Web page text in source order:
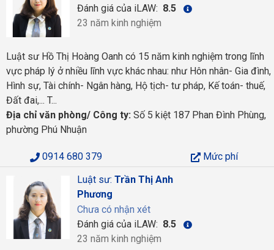
Đánh giá của iLAW: 8.5
23 năm kinh nghiệm
Luật sư Hồ Thị Hoàng Oanh có 15 năm kinh nghiệm trong lĩnh
vực pháp lý ở nhiều lĩnh vực khác nhau: như Hôn nhân- Gia đình,
Hình sự, Tài chính- Ngân hàng, Hộ tịch- tư pháp, Kế toán- thuế,
Đất đai,... T...
Địa chỉ văn phòng/ Công ty: Số 5 kiệt 187 Phan Đình Phùng,
phường Phú Nhuận
0914 680 379
Mức phí
Luật sư: Trần Thị Anh
Phương
Chưa có nhận xét
Đánh giá của iLAW: 8.5
23 năm kinh nghiệm